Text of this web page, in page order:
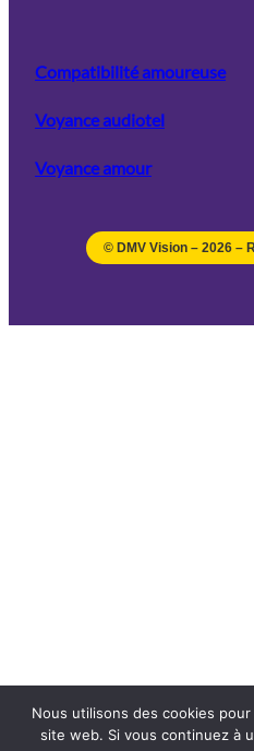
Compatibilité amoureuse
Voyance audiotel
Voyance amour
© DMV Vision – 2026 –
Nous utilisons des cookies
site web. Si vous continuez à